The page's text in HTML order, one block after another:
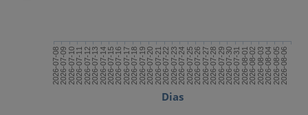
Dias
2026-07-082026-07-092026-07-102026-07-112026-07-122026-07-132026-07-142026-07-152026-07-162026-07-172026-07-182026-07-192026-07-202026-07-212026-07-222026-07-232026-07-242026-07-252026-07-262026-07-272026-07-282026-07-292026-07-302026-07-312026-08-012026-08-022026-08-032026-08-042026-08-052026-08-06